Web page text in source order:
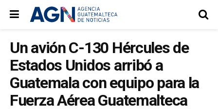
Un avión C-130 Hércules de
Estados Unidos arribó a
Guatemala con equipo para la
Fuerza Aérea Guatemalteca